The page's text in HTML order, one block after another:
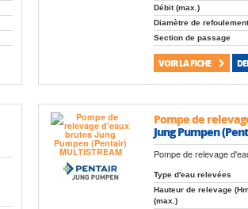
Débit (max.)
Diamètre de refoulement
Section de passage
VOIR LA FICHE
Pompe de
Jung Pumpen
Pompe de relevage
Type d'eau relevées
Hauteur de relevage
(max.)